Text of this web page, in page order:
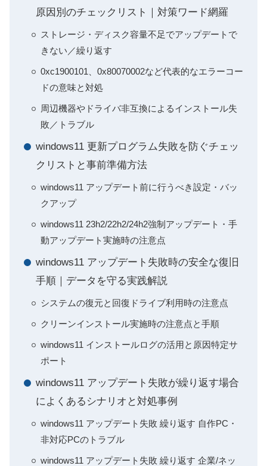
原因別のチェックリスト｜対策ワード網羅
ストレージ・ディスク容量不足でアップデートで
きない／繰り返す
0xc1900101、0x80070002など代表的なエラーコー
ドの意味と対処
周辺機器やドライバ非互換によるインストール失
敗／トラブル
windows11 更新プログラム失敗を防ぐチェッ
クリストと事前準備方法
windows11 アップデート前に行うべき設定・バッ
クアップ
windows11 23h2/22h2/24h2強制アップデート・手
動アップデート実施時の注意点
windows11 アップデート失敗時の安全な復旧
手順｜データを守る実践解説
システムの復元と回復ドライブ利用時の注意点
クリーンインストール実施時の注意点と手順
windows11 インストールログの活用と原因特定サ
ポート
windows11 アップデート失敗が繰り返す場合
によくあるシナリオと対処事例
windows11 アップデート失敗 繰り返す 自作PC・
非対応PCのトラブル
windows11 アップデート失敗 繰り返す 企業/ネッ